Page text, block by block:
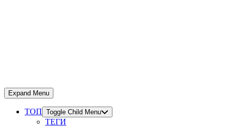
Expand Menu
ТОП Toggle Child Menu
ТЕГИ